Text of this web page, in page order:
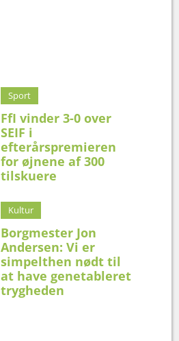
Sport
FfI vinder 3-0 over
SEIF i
efterårspremieren
for øjnene af 300
tilskuere
Kultur
Borgmester Jon
Andersen: Vi er
simpelthen nødt til
at have genetableret
trygheden